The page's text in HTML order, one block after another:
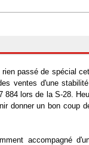
rien passé de spécial
ventes d'une
884 lors de la S-28.
donner un bon coup
accompagné